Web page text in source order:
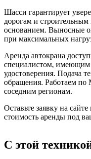
Шасси гарантирует
дорогам и
основанием. Выносные
при максимальных
Аренда автокрана
специалистом, имеющим
удостоверения. Подача
обращения. Работаем по
соседним регионам.
Оставьте заявку на
стоимость аренды под
С этой